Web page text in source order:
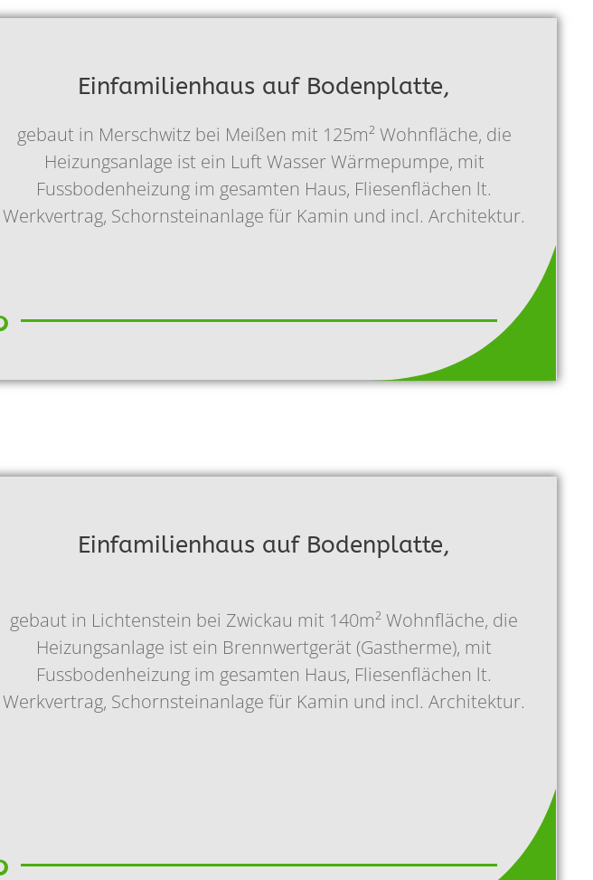
Einfamilienhaus auf Bodenplatte,
gebaut in Merschwitz bei Meißen mit 125m² Wohnfläche, die
Heizungsanlage ist ein Luft Wasser Wärmepumpe, mit
Fussbodenheizung im gesamten Haus, Fliesenflächen lt.
Werkvertrag, Schornsteinanlage für Kamin und incl. Architektur.
Einfamilienhaus auf Bodenplatte,
gebaut in Lichtenstein bei Zwickau mit 140m² Wohnfläche, die
Heizungsanlage ist ein Brennwertgerät (Gastherme), mit
Fussbodenheizung im gesamten Haus, Fliesenflächen lt.
Werkvertrag, Schornsteinanlage für Kamin und incl. Architektur.